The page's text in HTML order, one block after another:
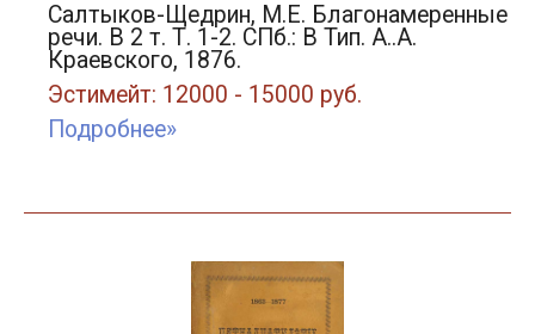
Салтыков-Щедрин, М.Е. Благонамеренные
речи. В 2 т. Т. 1-2. СПб.: В Тип. А..А.
Краевского, 1876.
Эстимейт: 12000 - 15000 руб.
Подробнее»